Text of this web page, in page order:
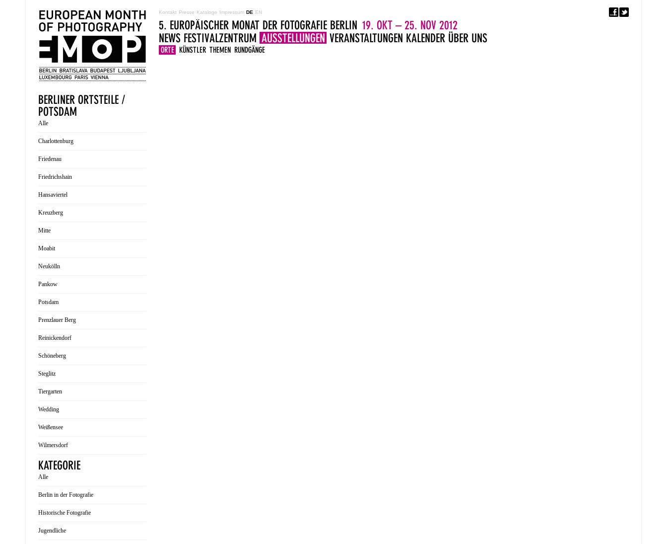
Kontakt Presse Kataloge Impressum DE EN 5. EUROPÄISCHER
5. EUROPÄISCHER MONAT DER FOTOGRAFIE BERLIN 19. OKT – 25. NOV 2012
NEWS FESTIVALZENTRUM AUSSTELLUNGEN
ORTE KÜNSTLER THEMEN RUNDGÄNGE
VERANSTALTUNGEN KALENDER ÜBER UNS
BERLINER ORTSTEILE /
POTSDAM
Alle
Charlottenburg
Friedenau
Friedrichshain
Hansaviertel
Kreuzberg
Mitte
Moabit
Neukölln
Pankow
Potsdam
Prenzlauer Berg
Reinickendorf
Schöneberg
Steglitz
Tiergarten
Wedding
Weißensee
Wilmersdorf
KATEGORIE
Alle
Berlin in der Fotografie
Historische Fotografie
Jugendliche